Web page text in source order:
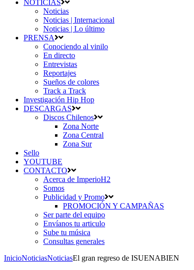
NOTICIAS
Noticias
Noticias | Internacional
Noticias | Lo último
PRENSA
Conociendo al vinilo
En directo
Entrevistas
Reportajes
Sueños de colores
Track a Track
Investigación Hip Hop
DESCARGAS
Discos Chilenos
Zona Norte
Zona Central
Zona Sur
Sello
YOUTUBE
CONTACTO
Acerca de ImperioH2
Somos
Publicidad y Promo
PROMOCIÓN Y CAMPAÑAS
Ser parte del equipo
Envíanos tu articulo
Sube tu música
Consultas generales
InicioNoticiasNoticiasEl gran regreso de ISUENABIEN